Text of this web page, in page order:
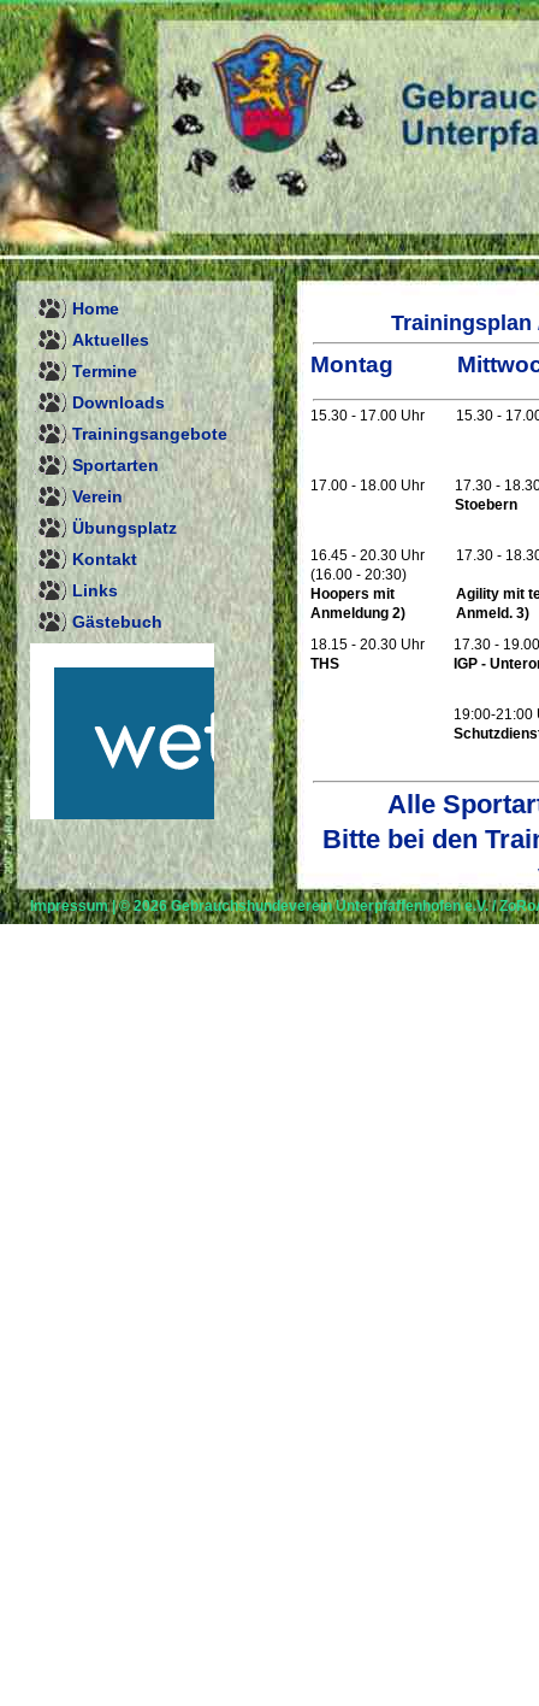
Home
Aktuelles
Termine
Downloads
Trainingsangebote
Sportarten
Verein
Übungsplatz
Kontakt
Links
Gästebuch
Trainingsplan
Montag
15.30 - 17.00 Uhr 15.30 -
17.00 - 18.00 Uhr
17.30 -
Stoebern
16.45 - 20.30 Uhr
(16.00 - 20:30)
17.30 -
Hoopers mit
Anmeldung 2)
Agility mit
Anmeld. 3)
18.15 - 20.30 Uhr
17.30 -
THS
IGP -
19:00-21:00
Alle
Bitte bei den
Impressum| © 2026Gebrauchshundeverein Unterpfaffenhofen e.V./